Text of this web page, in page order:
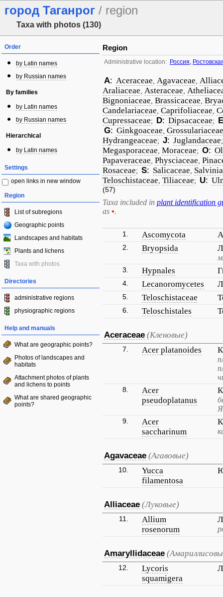
город Таганрог / region
Taxa with photos (130)
Order
by Latin names
by Russian names
By families
by Latin names
by Russian names
Hierarchical
by Latin names
Settings
open links in new window
Region
List of subregions
Geographic points
Landscapes and habitats
Plants and lichens
Taxa with photos
Directories
administrative regions
physiographic regions
Help and manuals
What are geographic points?
Photos of landscapes and
habitats
Attachment photos of plants
and lichens to points
What are shared geographic
points?
Region
Administrative location: Россия,
A: Aceraceae Agavaceae
Araliaceae Asteraceae
Bignoniaceae Brassicaceae
Candelariaceae Caprifoliaceae
Cupressaceae; D: Dipsacaceae; E
G: Ginkgoaceae Grossulariaceae
Hydrangeaceae; J: Juglandaceae
Megasporaceae Moraceae; O:
Papaveraceae Physciaceae
Rosaceae; S: Salicaceae
Teloschistaceae Tiliaceae; U:
(57)
Taxa included in plant identification
as •.
1. Ascomycota
2. Bryopsida
3. Hypnales
4. Lecanoromycetes
5. Teloschistaceae
6. Teloschistales
Aceraceae (Кленовые)
7. Acer platanoides
8.
Acer
pseudoplatanus
9.
Acer
saccharinum
Agavaceae (Агавовые)
10.
Yucca
filamentosa
Alliaceae (Луковые)
11.
Allium
rosenorum
Amaryllidaceae
12.
Lycoris
squamigera